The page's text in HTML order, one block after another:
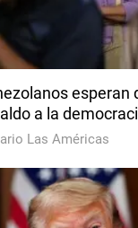
esperan
a la
Las Américas